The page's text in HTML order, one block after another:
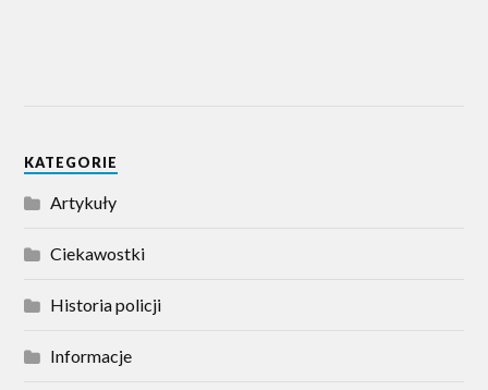
KATEGORIE
Artykuły
Ciekawostki
Historia policji
Informacje